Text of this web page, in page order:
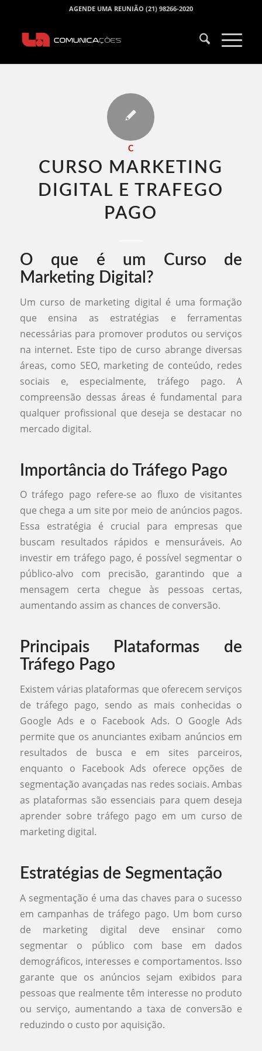
AGENDE UMA REUNIÃO (21) 98266-2020
C
CURSO MARKETING
DIGITAL E TRAFEGO
PAGO​
O que é um Curso de
Marketing Digital?
Um curso de marketing digital é uma formação
que ensina as estratégias e ferramentas
necessárias para promover produtos ou serviços
na internet. Este tipo de curso abrange diversas
áreas, como SEO, marketing de conteúdo, redes
sociais e, especialmente, tráfego pago. A
compreensão dessas áreas é fundamental para
qualquer profissional que deseja se destacar no
mercado digital.
Importância do Tráfego Pago
O tráfego pago refere-se ao fluxo de visitantes
que chega a um site por meio de anúncios pagos.
Essa estratégia é crucial para empresas que
buscam resultados rápidos e mensuráveis. Ao
investir em tráfego pago, é possível segmentar o
público-alvo com precisão, garantindo que a
mensagem certa chegue às pessoas certas,
aumentando assim as chances de conversão.
Principais Plataformas de
Tráfego Pago
Existem várias plataformas que oferecem serviços
de tráfego pago, sendo as mais conhecidas o
Google Ads e o Facebook Ads. O Google Ads
permite que os anunciantes exibam anúncios em
resultados de busca e em sites parceiros,
enquanto o Facebook Ads oferece opções de
segmentação avançadas nas redes sociais. Ambas
as plataformas são essenciais para quem deseja
aprender sobre tráfego pago em um curso de
marketing digital.
Estratégias de Segmentação
A segmentação é uma das chaves para o sucesso
em campanhas de tráfego pago. Um bom curso
de marketing digital deve ensinar como
segmentar o público com base em dados
demográficos, interesses e comportamentos. Isso
garante que os anúncios sejam exibidos para
pessoas que realmente têm interesse no produto
ou serviço, aumentando a taxa de conversão e
reduzindo o custo por aquisição.